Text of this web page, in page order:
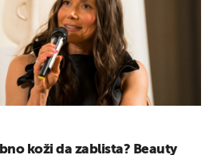
koži da zablista? Beauty